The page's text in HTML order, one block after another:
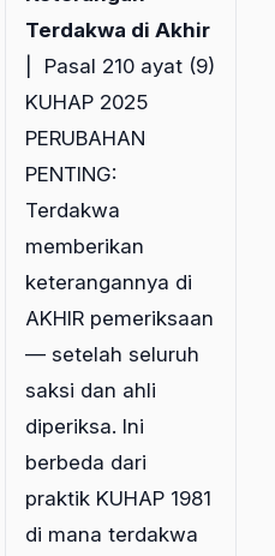
Terdakwa di Akhir
| Pasal 210 ayat (9)
KUHAP 2025
PERUBAHAN
PENTING:
Terdakwa
memberikan
keterangannya di
AKHIR pemeriksaan
— setelah seluruh
saksi dan ahli
diperiksa. Ini
berbeda dari
praktik KUHAP 1981
di mana terdakwa